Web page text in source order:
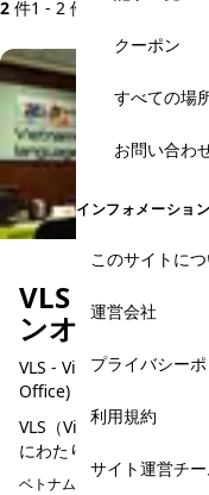
クーポン
すべての場
お問い合わ
インフォメーション
このサイトに
運営会社
プライバシー
利用規約
サイト運営チ
2 件1 - 2 件を表示
VLS ベトナム
ンオフィス
VLS - Vietnamese
Office)
VLS（Vietnamese
にわたり外国人向けにベ
学センターの一つです
ベトナム語